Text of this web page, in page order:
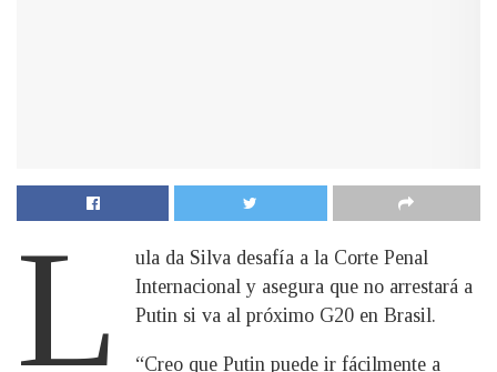
L
ula da Silva desafía a la Corte Penal
Internacional y asegura que no arrestará a
Putin si va al próximo G20 en Brasil.
“Creo que Putin puede ir fácilmente a